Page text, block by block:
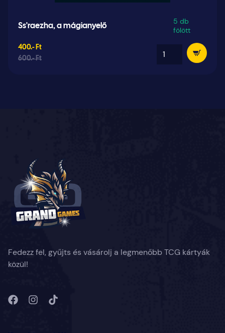
Ss'raezha, a mágianyelő
5 db
fölött
400.- Ft
600.- Ft
Fedezz fel, gyűjts és vásárolj a legmenőbb TCG kártyák
közül!